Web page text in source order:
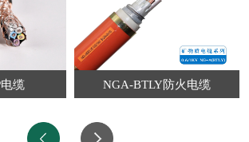
缆 NGA-BTLY防火电缆